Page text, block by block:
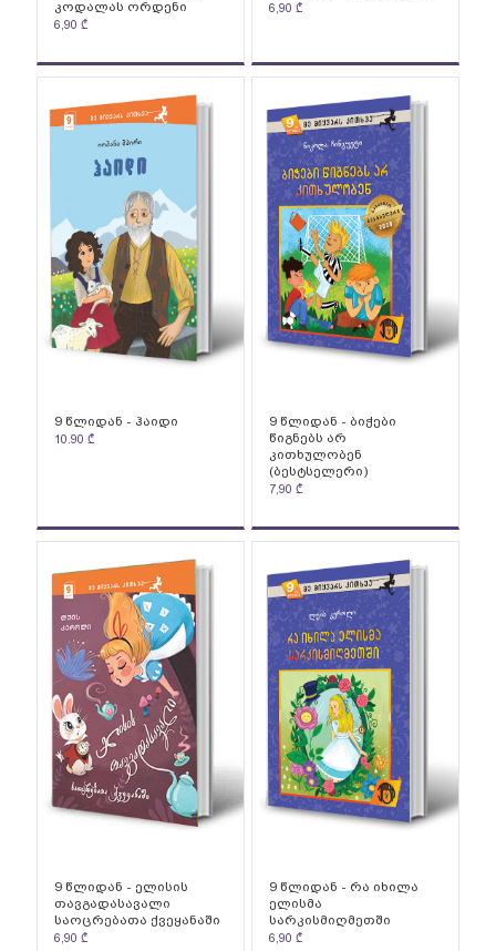
კოდალას ორდენი
6,90 ₾
6,90 ₾
9 წლიდან - ჰაიდი
10.90 ₾
9 წლიდან - ბიჭები
წიგნებს არ
კითხულობენ
(ბესტსელერი)
7,90 ₾
9 წლიდან - ელისის
თავგადასავალი
საოცრებათა ქვეყანაში
6,90 ₾
9 წლიდან - რა იხილა
ელისმა
სარკისმიღმეთში
6,90 ₾